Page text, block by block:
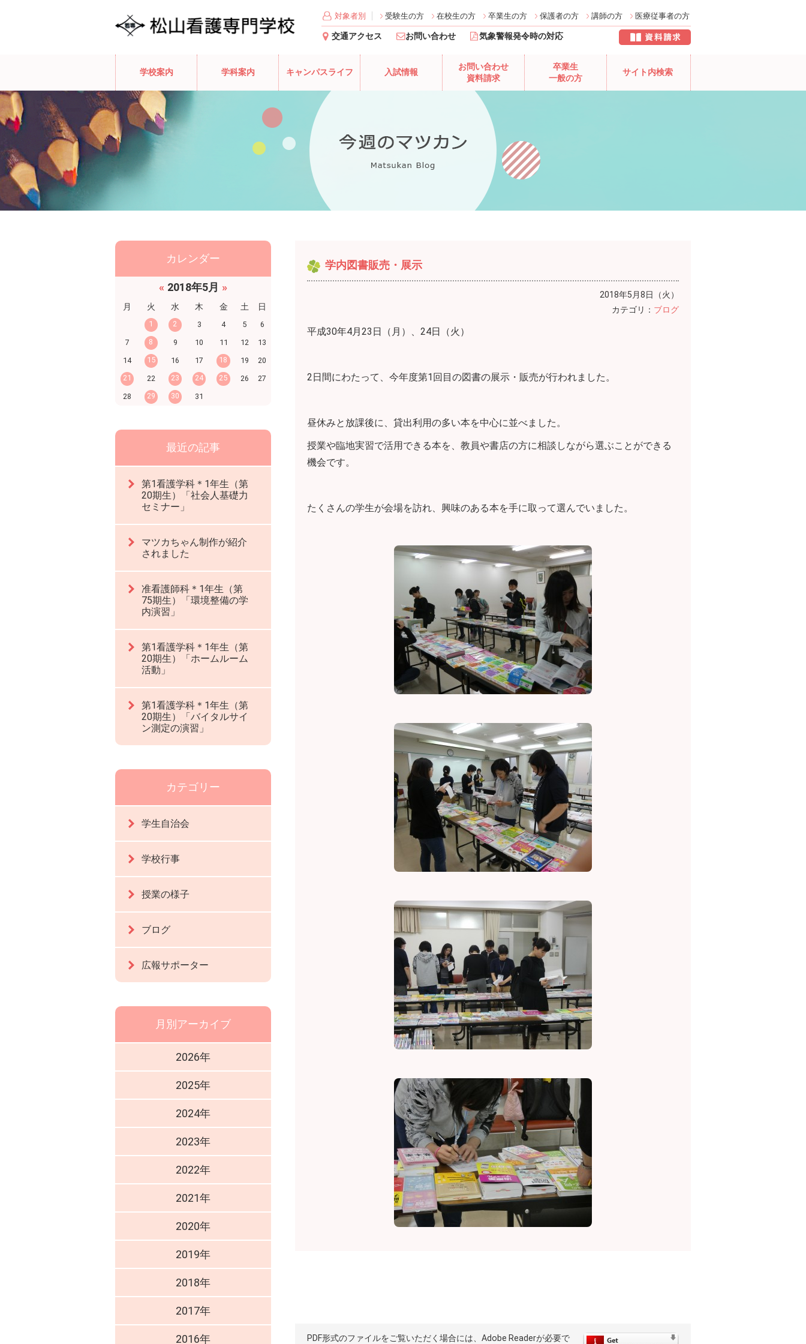
対象者別 受験生の方 在校生の方 卒業生の方 保護者の方 講師の方 医療従事者の方
交通アクセス お問い合わせ 気象警報発令時の対応
学校案内 学科案内 キャンパスライフ 入試情報
お問い合わせ
資料請求
卒業生
一般の方
サイト内検索
学内図書販売・展示
2018年5月8日（火）
カテゴリ： ブログ
平成30年4月23日（月）、24日（火）
2日間にわたって、今年度第1回目の図書の展示・販売が行われました。
昼休みと放課後に、貸出利用の多い本を中心に並べました。
授業や臨地実習で活用できる本を、教員や書店の方に相談しながら選ぶことができる
機会です。
たくさんの学生が会場を訪れ、興味のある本を手に取って選んでいました。
PDF形式のファイルをご覧いただく場合には、Adobe Readerが必要で
カレンダー
« 2018年5月 »
月 火 水 木 金 土 日
1 2 3 4 5
6
7
8 9 10 11 12
13
14
15 16 17 18 19
20
21
22 23 24 25 26
27
28
29 30 31
最近の記事
第1看護学科＊1年生（第
20期生）「社会人基礎力
セミナー」
マツカちゃん制作が紹介
されました
准看護師科＊1年生（第
75期生）「環境整備の学
内演習」
第1看護学科＊1年生（第
20期生）「ホームルーム
活動」
第1看護学科＊1年生（第
20期生）「バイタルサイ
ン測定の演習」
カテゴリー
学生自治会
学校行事
授業の様子
ブログ
広報サポーター
月別アーカイブ
2026年
2025年
2024年
2023年
2022年
2021年
2020年
2019年
2018年
2017年
2016年